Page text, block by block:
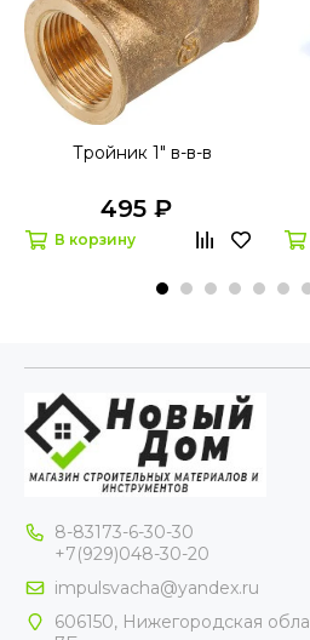
Тройник 1" в-в-в
495 ₽
В корзину
8-83173-6-30-30
+7(929)048-30-20
impulsvacha@yandex.ru
606150, Нижегородская